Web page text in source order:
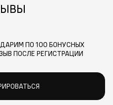
ПО 100 БОНУСНЫХ
ПОСЛЕ РЕГИСТРАЦИИ